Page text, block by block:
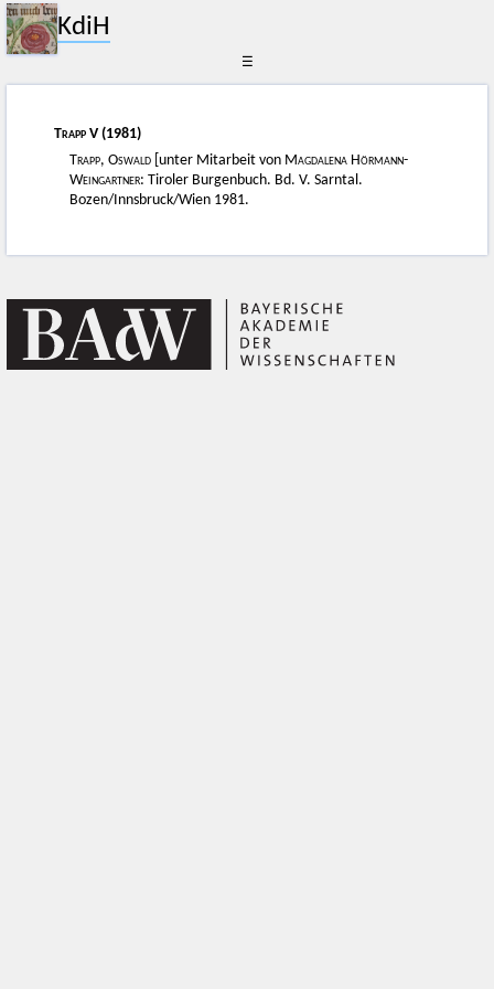
KdiH
☰
Trapp V (1981)
Trapp, Oswald [unter Mitarbeit von Magdalena Hörmann-
Weingartner: Tiroler Burgenbuch. Bd. V. Sarntal.
Bozen/Innsbruck/Wien 1981.